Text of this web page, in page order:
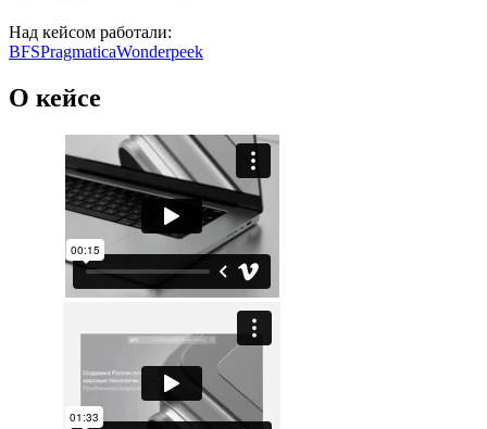
Над кейсом работали:
BFSPragmaticaWonderpeek
О кейсе